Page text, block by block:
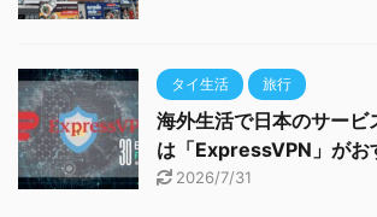
タイ生活 旅行
海外生活で日本のサービ
は「ExpressVPN」がお
2026/7/31